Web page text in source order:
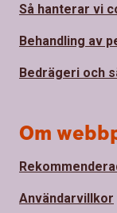
Så hanterar vi
Behandling av
Bedrägeri och
Om
Användarvillkor